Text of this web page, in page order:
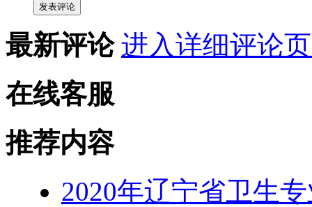
发表评论
最新评论 进入详细评论
在线客服
推荐内容
2020年辽宁省卫生